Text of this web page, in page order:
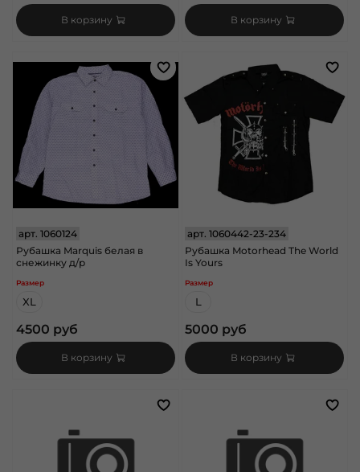
В корзину В корзину
арт. 1060124
Рубашка Marquis белая в
снежинку д/р
Размер
XL
4500 руб
В корзину
арт.1060442-23-234
Рубашка Motorhead The World
Is Yours
Размер
L
5000 руб
В корзину